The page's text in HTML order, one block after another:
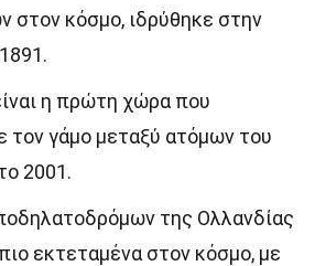
στον κόσμο, ιδρύθηκε στην
η πρώτη χώρα που
τον γάμο μεταξύ ατόμων του
2001.
της Ολλανδίας
εκτεταμένα στον κόσμο, με